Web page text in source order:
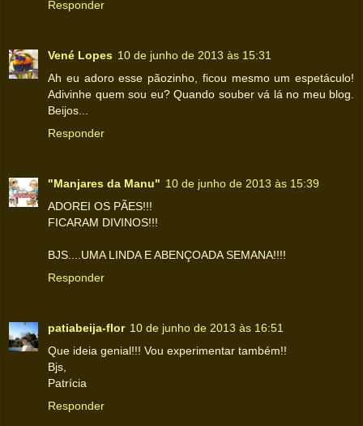
Responder
Vené Lopes 10 de junho de 2013 às 15:31
Ah eu adoro esse pãozinho, ficou mesmo um espetáculo!
Adivinhe quem sou eu? Quando souber vá lá no meu blog.
Beijos...
Responder
"Manjares da Manu" 10 de junho de 2013 às 15:39
ADOREI OS PÃES!!!
FICARAM DIVINOS!!!
BJS....UMA LINDA E ABENÇOADA SEMANA!!!!
Responder
patiabeija-flor 10 de junho de 2013 às 16:51
Que ideia genial!!! Vou experimentar também!!
Bjs,
Patrícia
Responder